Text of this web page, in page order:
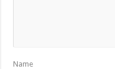
Name